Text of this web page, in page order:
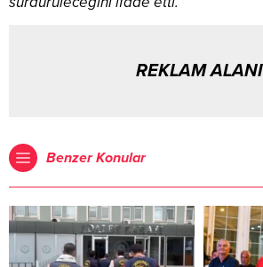
REKLAM ALANI
Benzer Konular